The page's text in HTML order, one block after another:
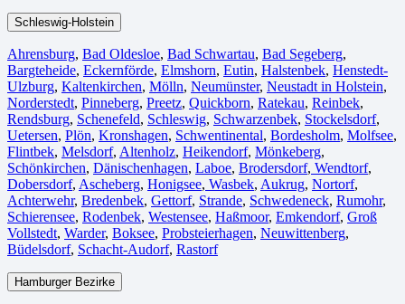
Schleswig-Holstein
Ahrensburg, Bad Oldesloe, Bad Schwartau, Bad Segeberg,
Bargteheide, Eckernförde, Elmshorn, Eutin, Halstenbek, Henstedt-
Ulzburg, Kaltenkirchen, Mölln, Neumünster, Neustadt in Holstein,
Norderstedt, Pinneberg, Preetz, Quickborn, Ratekau, Reinbek,
Rendsburg, Schenefeld, Schleswig, Schwarzenbek, Stockelsdorf,
Uetersen, Plön, Kronshagen, Schwentinental, Bordesholm, Molfsee,
Flintbek, Melsdorf, Altenholz, Heikendorf, Mönkeberg,
Schönkirchen, Dänischenhagen, Laboe, Brodersdorf, Wendtorf,
Dobersdorf, Ascheberg, Honigsee, Wasbek, Aukrug, Nortorf,
Achterwehr, Bredenbek, Gettorf, Strande, Schwedeneck, Rumohr,
Schierensee, Rodenbek, Westensee, Haßmoor, Emkendorf, Groß
Vollstedt, Warder, Boksee, Probsteierhagen, Neuwittenberg,
Büdelsdorf, Schacht-Audorf, Rastorf
Hamburger Bezirke